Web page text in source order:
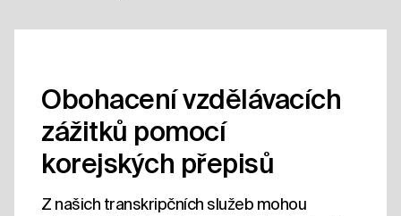
Obohacení vzdělávacích
zážitků pomocí
korejských přepisů
Z našich transkripčních služeb mohou